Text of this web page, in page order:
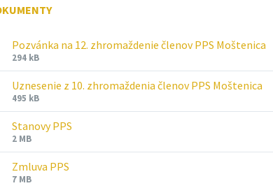
Pozvánka na 12. zhromaždenie členov PPS Moštenica
Prípona
súboru:
pdf
Veľkosť
súboru:
294 kB
Uznesenie z 10. zhromaždenia členov PPS Moštenica
Prípona
súboru:
pdf
Veľkosť
súboru:
495 kB
Stanovy PPS
Prípona
súboru:
pdf
Veľkosť
súboru:
2 MB
Zmluva PPS
Prípona
Veľkosť
7 MB